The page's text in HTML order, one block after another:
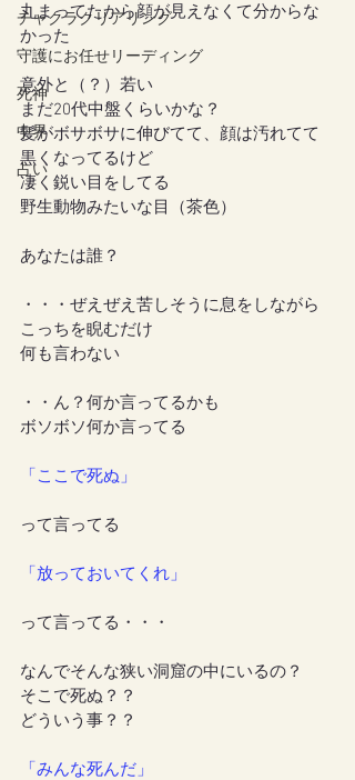
チャクラクリアリング
守護にお任せリーディング
死神
中界
占い
丸まってたから顔が見えなくて分からな
かった
意外と（？）若い
まだ20代中盤くらいかな？
髪がボサボサに伸びてて、顔は汚れてて
黒くなってるけど
凄く鋭い目をしてる
野生動物みたいな目（茶色）
あなたは誰？
・・・ぜえぜえ苦しそうに息をしながら
こっちを睨むだけ
何も言わない
・・ん？何か言ってるかも
ボソボソ何か言ってる
「ここで死ぬ」
って言ってる
「放っておいてくれ」
って言ってる・・・
なんでそんな狭い洞窟の中にいるの？
そこで死ぬ？？
どういう事？？
「みんな死んだ」